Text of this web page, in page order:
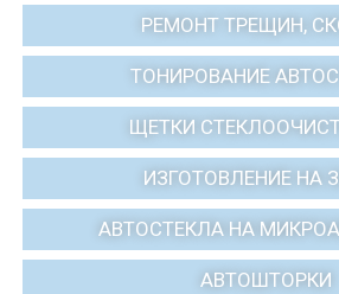
РЕМОНТ ТРЕЩИН,
ТОНИРОВАНИЕ
ЩЕТКИ
ИЗГОТОВЛЕНИЕ НА
АВТОСТЕКЛА НА
АВТОШТОРКИ